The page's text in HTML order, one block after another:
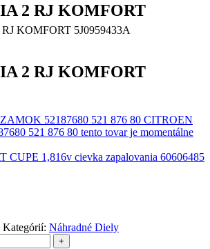
2 RJ KOMFORT
CITROEN
521 876 80 tento tovar je momentálne
CUPE 1,816v cievka zapalovania 60606485
Kategórií: Náhradné Diely
+